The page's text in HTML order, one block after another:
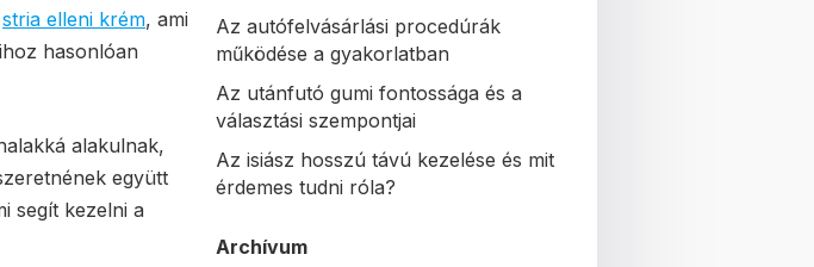
stria elleni krém, ami
hasonlóan
alakulnak,
együtt
segít kezelni a
Az autófelvásárlási procedúrák
működése a gyakorlatban
Az utánfutó gumi fontossága és a
választási szempontjai
Az isiász hosszú távú kezelése és mit
érdemes tudni róla?
Archívum